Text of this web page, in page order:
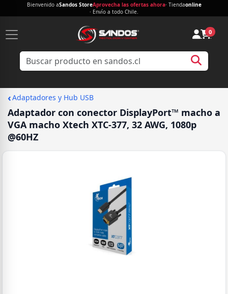
Bienvenido aSandos StoreAprovecha las ofertas ahora· Tiendaonline
· Envío a todo Chile.
0
‹Adaptadores y Hub USB
Adaptador con conector DisplayPort™ macho a
VGA macho Xtech XTC-377, 32 AWG, 1080p
@60HZ